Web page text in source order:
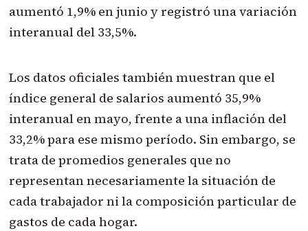
aumentó 1,9% en junio y registró una variación
interanual del 33,5%.
Los datos oficiales también muestran que el
índice general de salarios aumentó 35,9%
interanual en mayo, frente a una inflación del
33,2% para ese mismo período. Sin embargo, se
trata de promedios generales que no
representan necesariamente la situación de
cada trabajador ni la composición particular de
gastos de cada hogar.